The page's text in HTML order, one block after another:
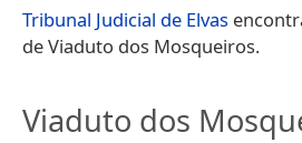
Tribunal Judicial de Elvas
de Viaduto dos Mosqueiros.
Viaduto dos